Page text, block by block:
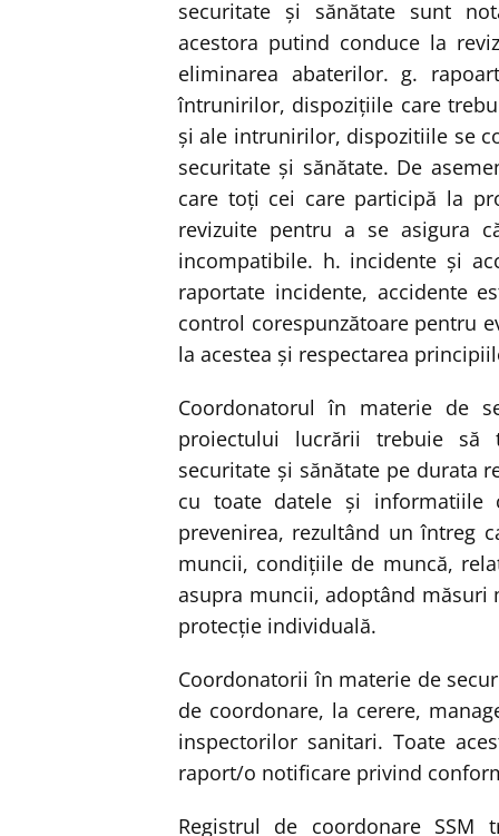
securitate şi sănătate sunt
acestora putind conduce la
eliminarea abaterilor. g.
întrunirilor, dispoziţiile care
şi ale intrunirilor, dispozitiile se
securitate şi sănătate. De
care toţi cei care participă la
revizuite pentru a se asigura
incompatibile. h. incidente şi
raportate incidente, accidente
control corespunzătoare pentru
la acestea şi respectarea
Coordonatorul în materie de
proiectului lucrării trebuie să
securitate şi sănătate pe durata
cu toate datele şi informatiile
prevenirea, rezultând un întreg
muncii, condiţiile de muncă,
asupra muncii, adoptând măsuri
protecţie individuală.
Coordonatorii în materie de
de coordonare, la cerere,
inspectorilor sanitari. Toate
raport/o notificare privind
Registrul de coordonare